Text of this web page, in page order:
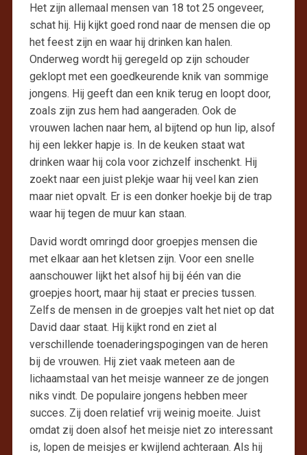
Het zijn allemaal mensen van 18 tot 25 ongeveer,
schat hij. Hij kijkt goed rond naar de mensen die op
het feest zijn en waar hij drinken kan halen.
Onderweg wordt hij geregeld op zijn schouder
geklopt met een goedkeurende knik van sommige
jongens. Hij geeft dan een knik terug en loopt door,
zoals zijn zus hem had aangeraden. Ook de
vrouwen lachen naar hem, al bijtend op hun lip, alsof
hij een lekker hapje is. In de keuken staat wat
drinken waar hij cola voor zichzelf inschenkt. Hij
zoekt naar een juist plekje waar hij veel kan zien
maar niet opvalt. Er is een donker hoekje bij de trap
waar hij tegen de muur kan staan.
David wordt omringd door groepjes mensen die
met elkaar aan het kletsen zijn. Voor een snelle
aanschouwer lijkt het alsof hij bij één van die
groepjes hoort, maar hij staat er precies tussen.
Zelfs de mensen in de groepjes valt het niet op dat
David daar staat. Hij kijkt rond en ziet al
verschillende toenaderingspogingen van de heren
bij de vrouwen. Hij ziet vaak meteen aan de
lichaamstaal van het meisje wanneer ze de jongen
niks vindt. De populaire jongens hebben meer
succes. Zij doen relatief vrij weinig moeite. Juist
omdat zij doen alsof het meisje niet zo interessant
is, lopen de meisjes er kwijlend achteraan. Als hij